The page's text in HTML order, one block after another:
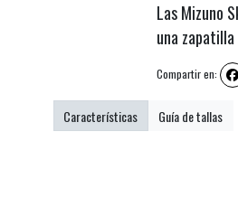
Las Mizuno
una
Compartir en:
Características Guía de tallas